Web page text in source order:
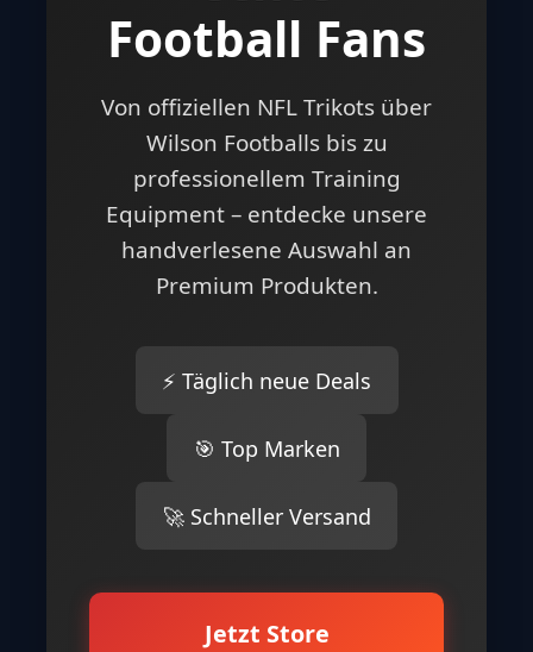
Football Fans
Von offiziellen NFL Trikots über
Wilson Footballs bis zu
professionellem Training
Equipment – entdecke unsere
handverlesene Auswahl an
Premium Produkten.
⚡ Täglich neue Deals
🎯 Top Marken
🚀 Schneller Versand
Jetzt Store